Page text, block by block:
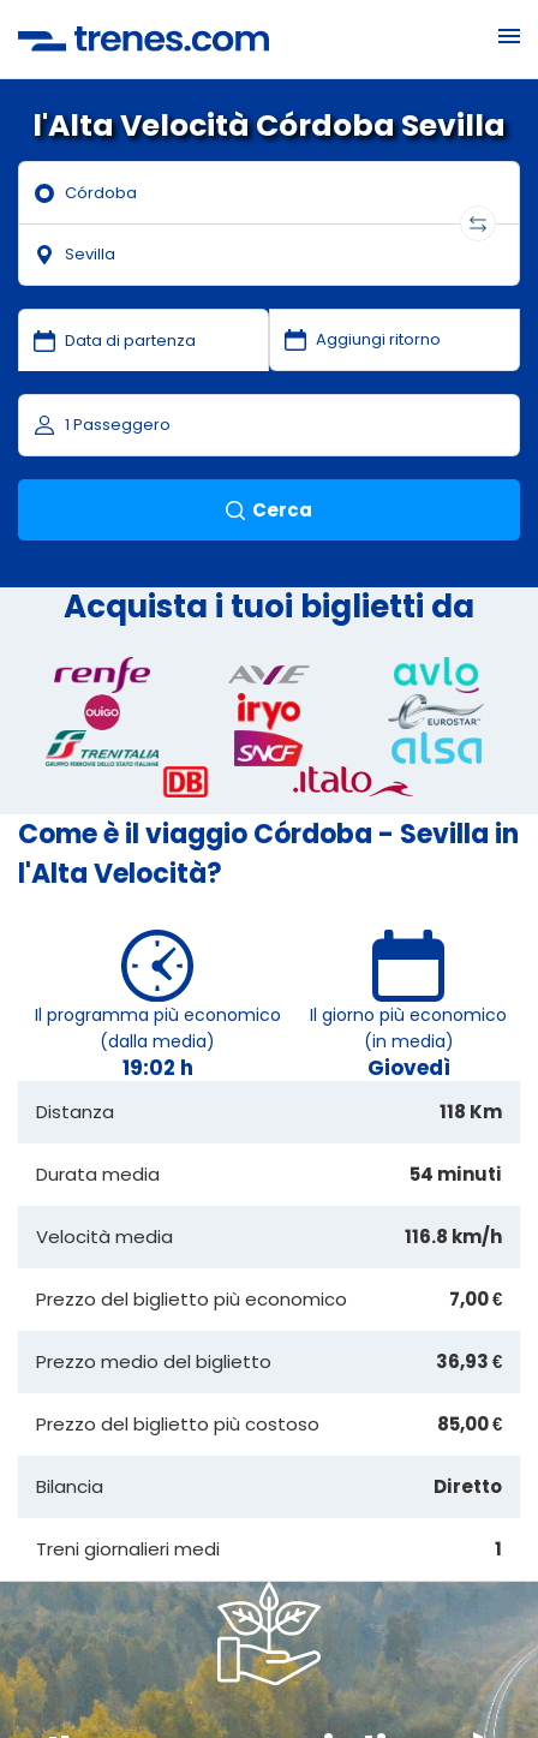
l'Alta Velocità Córdoba Sevilla
Cerca
Acquista i tuoi biglietti da
Come è il viaggio Córdoba - Sevilla in
l'Alta Velocità?
Il programma più economico
(dalla media)
19:02 h
Il giorno più economico
(in media)
Giovedì
Distanza 118 Km
Durata media 54 minuti
Velocità media 116.8 km/h
Prezzo del biglietto più economico 7,00 €
Prezzo medio del biglietto 36,93 €
Prezzo del biglietto più costoso 85,00 €
Bilancia Diretto
Treni giornalieri medi 1